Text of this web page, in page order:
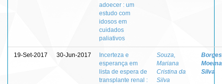
adoecer : um
estudo com
idosos em
cuidados
paliativos
19-Set-2017 30-Jun-2017
Incerteza e
esperança em
lista de espera de
transplante renal :
Souza,
Mariana
Cristina da
Silva
Silva